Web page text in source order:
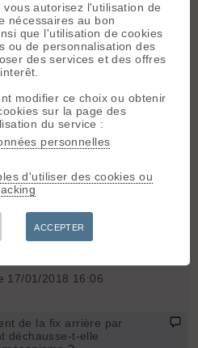
Aller à la page : 1 2 3 Suivante
Chercher Archives
01/2018 15:54
cette discussion
(auxquels
de la part du VC), je me (et
:
(Dynafit, Plum, etc.), en cas de
par chute avant, la fix avant
par quel mécanisme ?
ou plus couramment en cas
essentiel de déchausser aussi
avec un ski encore
de causer une torsion
17/01/2018 16:06
de la fix arrière par
déchausse-t-elle
autorisez l'utilisation de
nécessaires au bon
que l'utilisation de cookies
ou de personnalisation des
des services et des offres
modifier ce choix ou obtenir
sur la page des
du service :
personnelles
d'utiliser des cookies ou
ACCEPTER